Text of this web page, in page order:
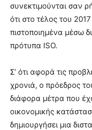
συνεκτιμούνται σαν
ότι στο τέλος του
πιστοποιημένα μέσω
πρότυπα ΙSO.
Σ’ ότι αφορά τις
χρονιά, ο πρόεδρος
διάφορα μέτρα που
οικονομικής
δημιουργήσει μια